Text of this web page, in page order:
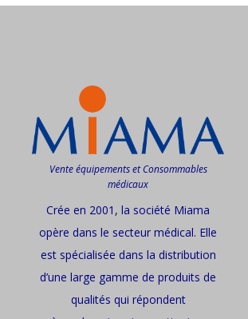
Vente équipements et Consommables
médicaux
Crée en 2001, la société Miama
opère dans le secteur médical. Elle
est spécialisée dans la distribution
d’une large gamme de produits de
qualités qui répondent